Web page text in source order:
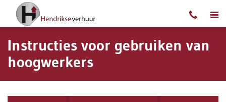
Ga naar content
Instructies voor gebruiken van
hoogwerkers